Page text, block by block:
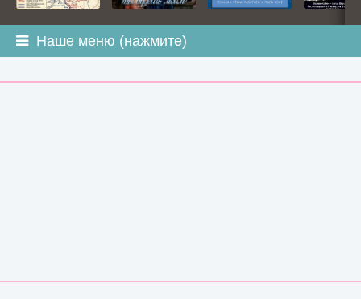
Наше меню (нажмите)